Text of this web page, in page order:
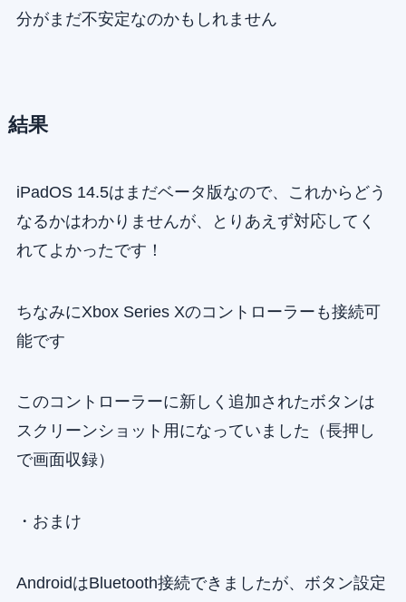
分がまだ不安定なのかもしれません
結果
iPadOS 14.5はまだベータ版なので、これからどう
なるかはわかりませんが、とりあえず対応してく
れてよかったです！
ちなみにXbox Series Xのコントローラーも接続可
能です
このコントローラーに新しく追加されたボタンは
スクリーンショット用になっていました（長押し
で画面収録）
・おまけ
AndroidはBluetooth接続できましたが、ボタン設定